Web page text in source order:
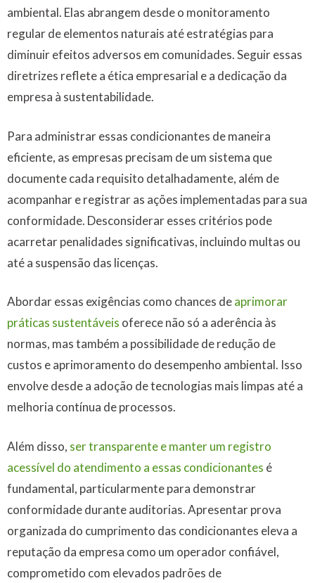
ambiental. Elas abrangem desde o monitoramento
regular de elementos naturais até estratégias para
diminuir efeitos adversos em comunidades. Seguir essas
diretrizes reflete a ética empresarial e a dedicação da
empresa à sustentabilidade.
Para administrar essas condicionantes de maneira
eficiente, as empresas precisam de um sistema que
documente cada requisito detalhadamente, além de
acompanhar e registrar as ações implementadas para sua
conformidade. Desconsiderar esses critérios pode
acarretar penalidades significativas, incluindo multas ou
até a suspensão das licenças.
Abordar essas exigências como chances deaprimorar
práticas sustentáveis oferece não só a aderência às
normas, mas também a possibilidade de redução de
custos e aprimoramento do desempenho ambiental. Isso
envolve desde a adoção de tecnologias mais limpas até a
melhoria contínua de processos.
Além disso, ser transparente e manter um registro
acessível do atendimento a essas condicionantes é
fundamental, particularmente para demonstrar
conformidade durante auditorias. Apresentar prova
organizada do cumprimento das condicionantes eleva a
reputação da empresa como um operador confiável,
comprometido com elevados padrões de